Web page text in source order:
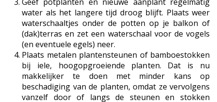
water als het langere tijd droog blijft. Plaats weer
waterschaaltjes onder de potten op je balkon of
(dak)terras en zet een waterschaal voor de vogels
(en eventuele egels) neer.
Plaats metalen plantensteunen of bamboestokken
bij iele, hoogopgroeiende planten. Dat is nu
makkelijker te doen met minder kans op
beschadiging van de planten, omdat ze vervolgens
vanzelf door of langs de steunen en stokken